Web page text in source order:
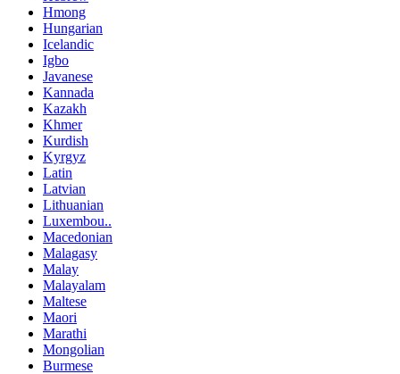
Hmong
Hungarian
Icelandic
Igbo
Javanese
Kannada
Kazakh
Khmer
Kurdish
Kyrgyz
Latin
Latvian
Lithuanian
Luxembou..
Macedonian
Malagasy
Malay
Malayalam
Maltese
Maori
Marathi
Mongolian
Burmese